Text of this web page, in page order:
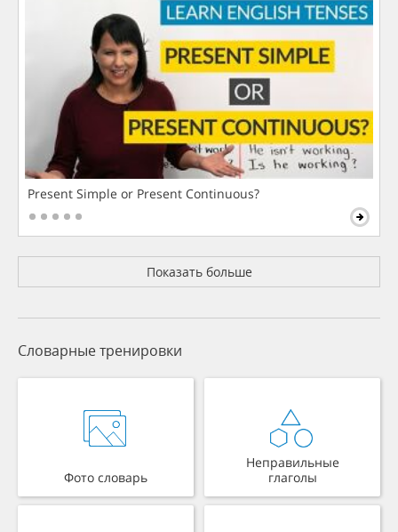
Present Simple or Present Continuous?
Показать больше
Словарные тренировки
Фото словарь
Неправильные
глаголы